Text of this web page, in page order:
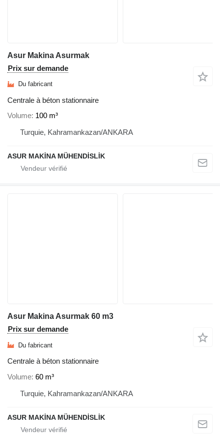
Asur Makina Asurmak
Prix sur demande
Du fabricant
Centrale à béton stationnaire
Volume 100 m³
Turquie, Kahramankazan/ANKARA
ASUR MAKİNA MÜHENDİSLİK
Asur Makina Asurmak 60 m3
Prix sur demande
Du fabricant
Centrale à béton stationnaire
Volume 60 m³
Turquie, Kahramankazan/ANKARA
ASUR MAKİNA MÜHENDİSLİK